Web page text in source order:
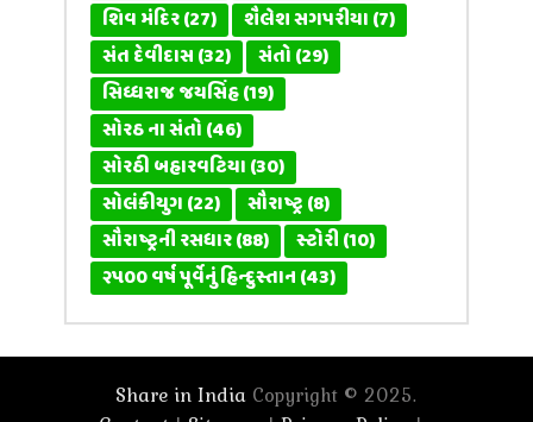
શિવ મંદિર(27) શૈલેશ સગપરીયા(7)
સંત દેવીદાસ(32) સંતો(29)
સિધ્ધરાજ જયસિંહ(19)
સોરઠ ના સંતો(46)
સોરઠી બહારવટિયા(30)
સોલંકીયુગ(22) સૌરાષ્ટ્ર(8)
સૌરાષ્ટ્રની રસધાર(88) સ્ટોરી(10)
૨૫૦૦ વર્ષ પૂર્વેનું હિન્દુસ્તાન(43)
Share in India Copyright © 2025.